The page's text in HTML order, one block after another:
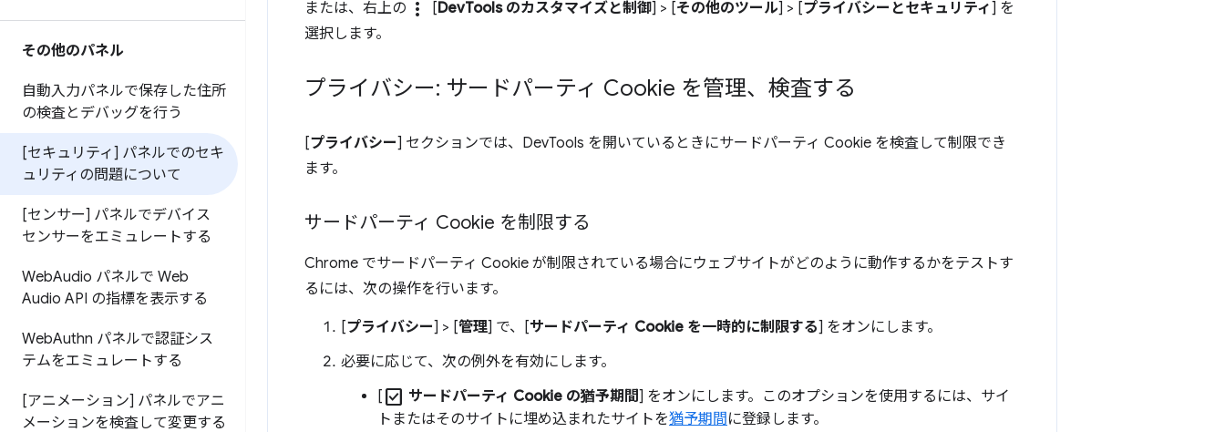
その他のパネル
自動入力パネルで保存した住所
の検査とデバッグを行う
[セキュリティ] パネルでのセキ
ュリティの問題について
[センサー] パネルでデバイス
センサーをエミュレートする
WebAudio パネルで Web
Audio API の指標を表示する
WebAuthn パネルで認証シス
テムをエミュレートする
[アニメーション] パネルでアニ
メーションを検査して変更する
または、右上の more_vert [DevTools のカスタマイズと制御] > [その他のツール] > [プライバシーとセキュリティ ] を
選択します。
プライバシー: サードパーティ Cookie を管理、検査する
[プライバシー] セクションでは、DevTools を開いているときにサードパーティ Cookie を検査して制限でき
ます。
サードパーティ Cookie を制限する
Chrome でサードパーティ Cookie が制限されている場合にウェブサイトがどのように動作するかをテストす
るには、次の操作を行います。
[プライバシー] > [管理] で、[サードパーティ Cookie を一時的に制限する] をオンにします。
必要に応じて、次の例外を有効にします。
[ check_box サードパーティ Cookie の猶予期間] をオンにします。このオプションを使用するには、サイ
トまたはそのサイトに埋め込まれたサイトを猶予期間に登録します。